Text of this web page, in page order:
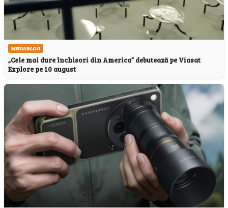
MEDIABLOG
„Cele mai dure închisori din America” debutează pe Viasat
Explore pe 10 august